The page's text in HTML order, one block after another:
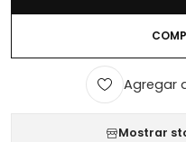
Agregar
Mostrar